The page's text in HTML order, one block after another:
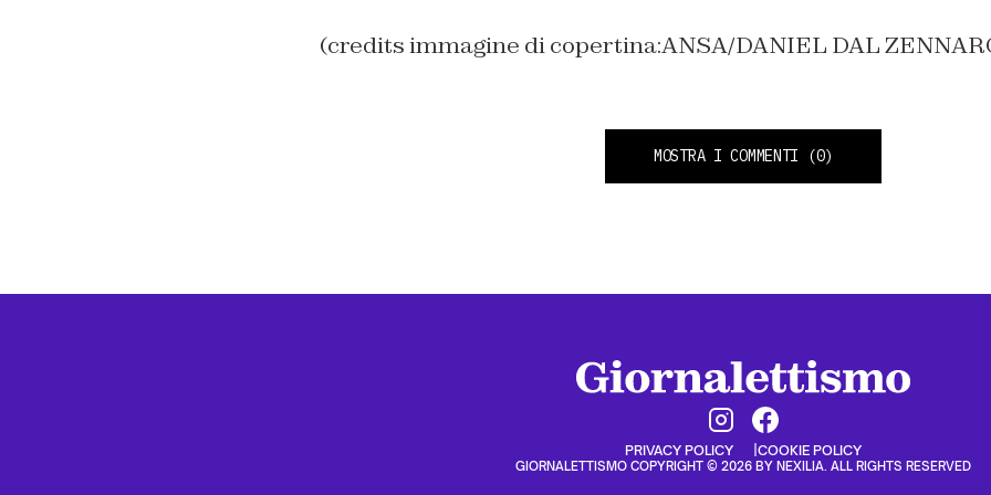
(credits immagine di copertina:ANSA/DANIEL DAL
MOSTRA I COMMENTI (0)
PRIVACY POLICY COOKIE POLICY
GIORNALETTISMO COPYRIGHT © 2026 BY NEXILIA. ALL RIGHTS RESERVED